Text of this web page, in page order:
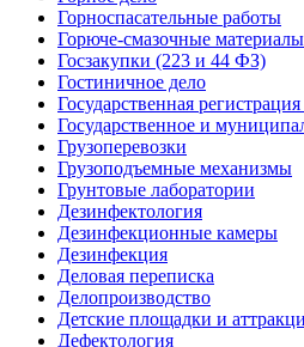
Горноспасательные работы
Горюче-смазочные
Госзакупки (223 и 44 ФЗ)
Гостиничное дело
Государственная
Государственное и
Грузоперевозки
Грузоподъемные механизмы
Грунтовые лаборатории
Дезинфектология
Дезинфекционные камеры
Дезинфекция
Деловая переписка
Делопроизводство
Детские площадки и
Дефектология